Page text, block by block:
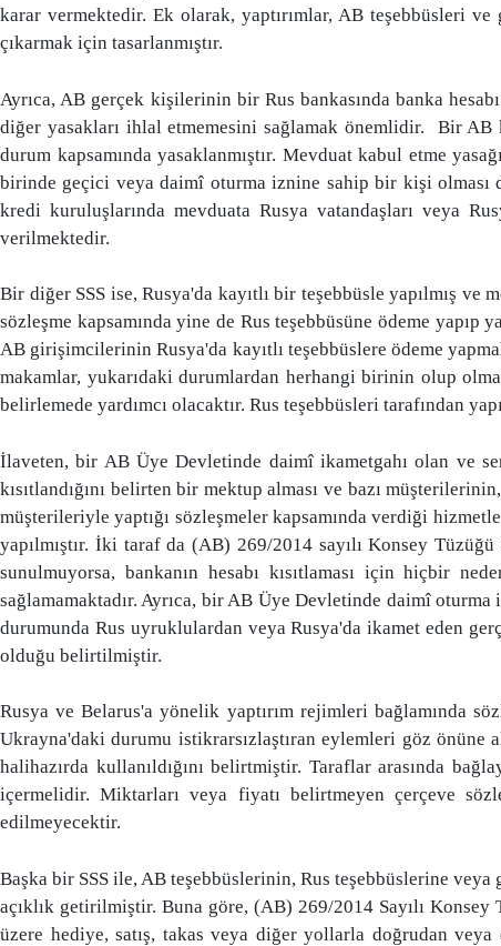
karar vermektedir. Ek olarak, yaptırımlar, AB teşebbüsleri
çıkarmak için tasarlanmıştır.
Ayrıca, AB gerçek kişilerinin bir Rus bankasında banka
diğer yasakları ihlal etmemesini sağlamak önemlidir. Bir
durum kapsamında yasaklanmıştır. Mevduat kabul etme
birinde geçici veya daimî oturma iznine sahip bir kişi olması
kredi kuruluşlarında mevduata Rusya vatandaşları veya
verilmektedir.
Bir diğer SSS ise, Rusya'da kayıtlı bir teşebbüsle yapılmış
sözleşme kapsamında yine de Rus teşebbüsüne ödeme yapıp
AB girişimcilerinin Rusya'da kayıtlı teşebbüslere ödeme
makamlar, yukarıdaki durumlardan herhangi birinin olup
belirlemede yardımcı olacaktır. Rus teşebbüsleri tarafından
İlaveten, bir AB Üye Devletinde daimî ikametgahı olan ve
kısıtlandığını belirten bir mektup alması ve bazı
müşterileriyle yaptığı sözleşmeler kapsamında verdiği
yapılmıştır. İki taraf da (AB) 269/2014 sayılı Konsey
sunulmuyorsa, bankanın hesabı kısıtlaması için hiçbir
sağlamamaktadır. Ayrıca, bir AB Üye Devletinde daimî
durumunda Rus uyruklulardan veya Rusya'da ikamet eden
olduğu belirtilmiştir.
Rusya ve Belarus'a yönelik yaptırım rejimleri bağlamında
Ukrayna'daki durumu istikrarsızlaştıran eylemleri göz önüne
halihazırda kullanıldığını belirtmiştir. Taraflar arasında
içermelidir. Miktarları veya fiyatı belirtmeyen çerçeve
edilmeyecektir.
Başka bir SSS ile, AB teşebbüslerinin, Rus teşebbüslerine
açıklık getirilmiştir. Buna göre, (AB) 269/2014 Sayılı
üzere hediye, satış, takas veya diğer yollarla doğrudan